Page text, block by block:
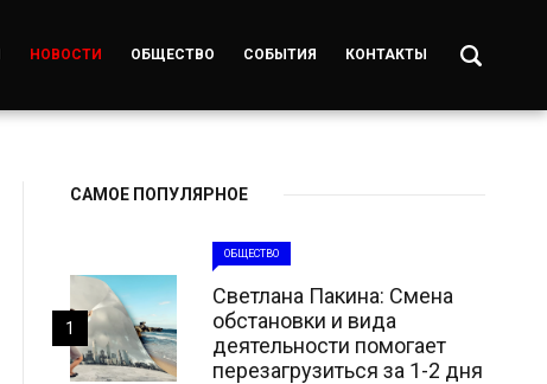
НОВОСТИ ОБЩЕСТВО СОБЫТИЯ КОНТАКТЫ
САМОЕ ПОПУЛЯРНОЕ
ОБЩЕСТВО
Светлана Пакина: Смена
обстановки и вида
деятельности помогает
перезагрузиться за 1-2 дня
1